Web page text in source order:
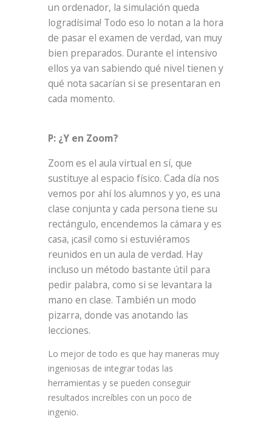
un ordenador, la simulación queda
logradísima! Todo eso lo notan a la hora
de pasar el examen de verdad, van muy
bien preparados. Durante el intensivo
ellos ya van sabiendo qué nivel tienen y
qué nota sacarían si se presentaran en
cada momento.
P: ¿Y en Zoom?
Zoom es el aula virtual en sí, que
sustituye al espacio físico. Cada día nos
vemos por ahí los alumnos y yo, es una
clase conjunta y cada persona tiene su
rectángulo, encendemos la cámara y es
casa, ¡casi! como si estuviéramos
reunidos en un aula de verdad. Hay
incluso un método bastante útil para
pedir palabra, como si se levantara la
mano en clase. También un modo
pizarra, donde vas anotando las
lecciones.
Lo mejor de todo es que hay maneras muy
ingeniosas de integrar todas las
herramientas y se pueden conseguir
resultados increíbles con un poco de
ingenio.